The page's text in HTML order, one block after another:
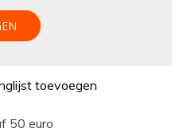
toevoegen
50 euro